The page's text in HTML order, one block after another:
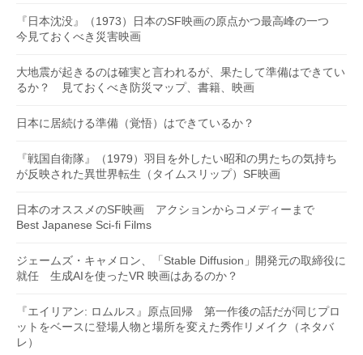
『日本沈没』（1973）日本のSF映画の原点かつ最高峰の一つ
今見ておくべき災害映画
大地震が起きるのは確実と言われるが、果たして準備はできてい
るか？ 見ておくべき防災マップ、書籍、映画
日本に居続ける準備（覚悟）はできているか？
『戦国自衛隊』（1979）羽目を外したい昭和の男たちの気持ち
が反映された異世界転生（タイムスリップ）SF映画
日本のオススメのSF映画 アクションからコメディーまで
Best Japanese Sci-fi Films
ジェームズ・キャメロン、「Stable Diffusion」開発元の取締役に
就任 生成AIを使ったVR 映画はあるのか？
『エイリアン: ロムルス』原点回帰 第一作後の話だが同じプロ
ットをベースに登場人物と場所を変えた秀作リメイク（ネタバ
レ）